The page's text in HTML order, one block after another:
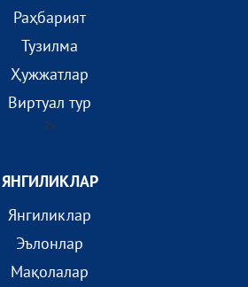
Раҳбарият
Тузилма
Ҳужжатлар
Виртуал тур
?>
ЯНГИЛИКЛАР
Янгиликлар
Эълонлар
Мақолалар